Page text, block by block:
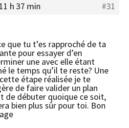
h 37 min #31
que tu t’es rapproché de ta
pour essayer d’en
une avec elle étant
le temps qu’il te reste? Une
étape réalisée je te
de faire valider un plan
de débuter quoique ce soit,
bien plus sûr pour toi. Bon